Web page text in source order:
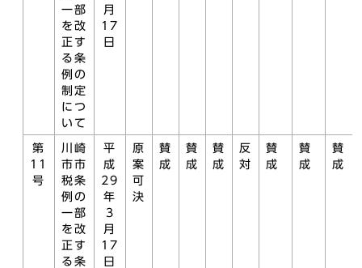
一部
を改
正す
る条
例の
制定
につ
いて
月
17
日
第
11
号
川崎
市市
税条
例の
一部
を改
正す
る条
平
成
29
年
3
月
17
日
原
案
可
決
賛
成
賛
成
賛
成
反
対
賛
成
賛
成
賛
成